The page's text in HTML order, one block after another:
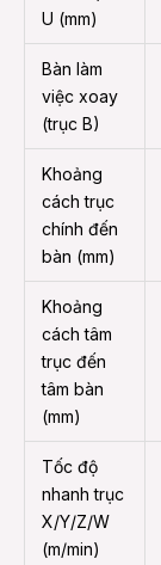
U (mm)
Bàn làm
việc xoay
(trục B)
Khoảng
cách trục
chính đến
bàn (mm)
Khoảng
cách tâm
trục đến
tâm bàn
(mm)
Tốc độ
nhanh trục
X/Y/Z/W
(m/min)